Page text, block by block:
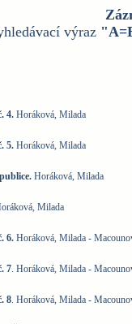
výraz
4. Horáková, Milada
5. Horáková, Milada
Horáková, Milada
Milada
6. Horáková, Milada -
7. Horáková, Milada -
8. Horáková, Milada -